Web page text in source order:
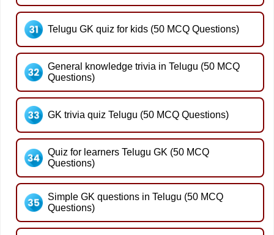
Telugu GK quiz for kids (50 MCQ Questions)
General knowledge trivia in Telugu (50 MCQ
Questions)
GK trivia quiz Telugu (50 MCQ Questions)
Quiz for learners Telugu GK (50 MCQ
Questions)
Simple GK questions in Telugu (50 MCQ
Questions)